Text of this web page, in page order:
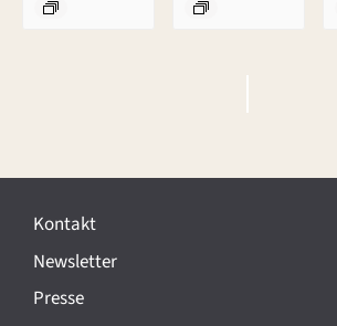
e
a
n
Kontakt
Newsletter
Presse